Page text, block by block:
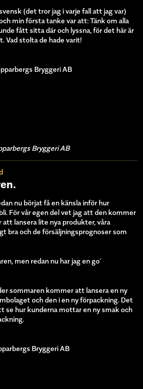
(det tror jag i varje fall att jag var)
min första tanke var att: Tänk om alla
fått sitta där och lyssna, för det här är
Vad stolta de hade varit!
Bryggeri AB
Bryggeri AB
nu börjat få en känsla inför hur
För vår egen del vet jag att den kommer
lansera lite nya produkter, våra
bra och de försäljningsprognoser som
men redan nu har jag en go´
sommaren kommer att lansera en ny
och den i en ny förpackning. Det
se hur kunderna mottar en ny smak och
Bryggeri AB